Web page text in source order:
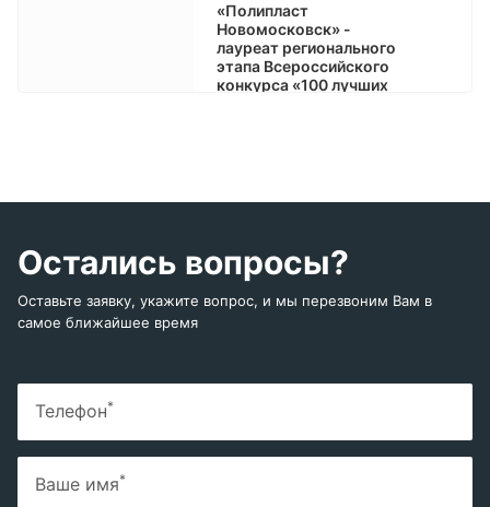
«Полипласт
Новомосковск» -
лауреат регионального
этапа Всероссийского
конкурса «100 лучших
Остались вопросы?
Оставьте заявку, укажите вопрос, и мы перезвоним Вам в
самое ближайшее время
Телефон*
Ваше имя*